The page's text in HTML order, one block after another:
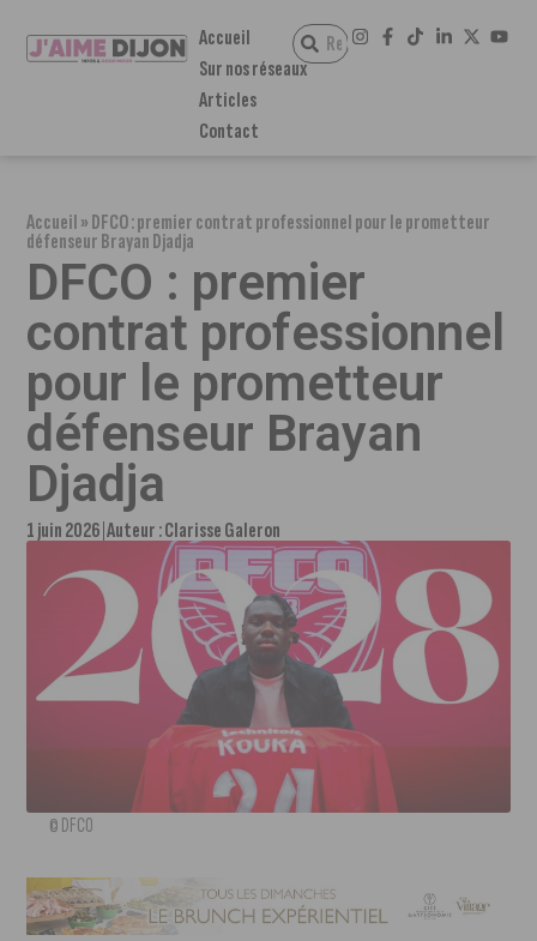
Accueil
Sur nos réseaux
Articles
Contact
Accueil»DFCO : premier contrat professionnel pour le prometteur
défenseur Brayan Djadja
DFCO : premier
contrat professionnel
pour le prometteur
défenseur Brayan
Djadja
1 juin 2026 Auteur :Clarisse Galeron
© DFCO